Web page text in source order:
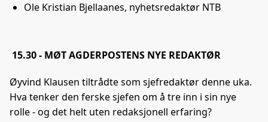
Ole Kristian Bjellaanes, nyhetsredaktør NTB
15.30 - MØT AGDERPOSTENS NYE REDAKTØR
Øyvind Klausen tiltrådte som sjefredaktør denne uka.
Hva tenker den ferske sjefen om å tre inn i sin nye
rolle - og det helt uten redaksjonell erfaring?